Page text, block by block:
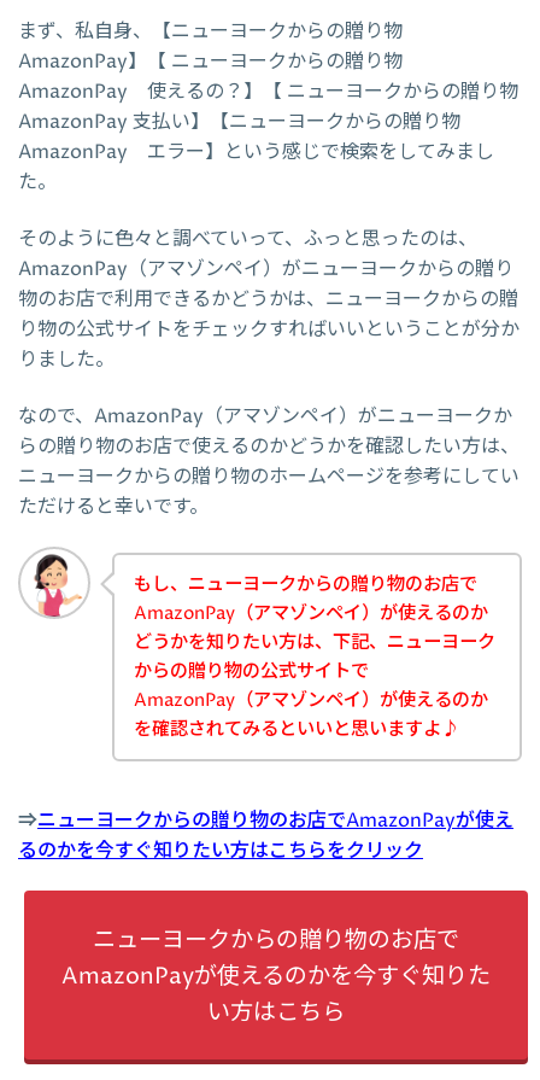
まず、私自身、【ニューヨークからの贈り物
AmazonPay】【 ニューヨークからの贈り物
AmazonPay 使えるの？】【 ニューヨークからの贈り物
AmazonPay 支払い】【ニューヨークからの贈り物
AmazonPay エラー】という感じで検索をしてみまし
た。
そのように色々と調べていって、ふっと思ったのは、
AmazonPay（アマゾンペイ）がニューヨークからの贈り
物のお店で利用できるかどうかは、ニューヨークからの贈
り物の公式サイトをチェックすればいいということが分か
りました。
なので、AmazonPay（アマゾンペイ）がニューヨークか
らの贈り物のお店で使えるのかどうかを確認したい方は、
ニューヨークからの贈り物のホームページを参考にしてい
ただけると幸いです。
もし、ニューヨークからの贈り物のお店で
AmazonPay（アマゾンペイ）が使えるのか
どうかを知りたい方は、下記、ニューヨーク
からの贈り物の公式サイトで
AmazonPay（アマゾンペイ）が使えるのか
を確認されてみるといいと思いますよ♪
⇒ニューヨークからの贈り物のお店でAmazonPayが使え
るのかを今すぐ知りたい方はこちらをクリック
ニューヨークからの贈り物のお店で
AmazonPayが使えるのかを今すぐ知りた
い方はこちら